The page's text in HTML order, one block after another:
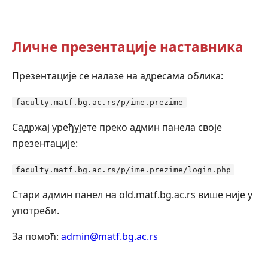
Личне презентације наставника
Презентације се налазе на адресама облика:
faculty.matf.bg.ac.rs/p/ime.prezime
Садржај уређујете преко админ панела своје
презентације:
faculty.matf.bg.ac.rs/p/ime.prezime/login.php
Стари админ панел на old.matf.bg.ac.rs више није у
употреби.
За помоћ: admin@matf.bg.ac.rs